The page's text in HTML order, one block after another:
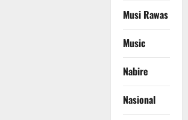
Musi Rawas
Music
Nabire
Nasional